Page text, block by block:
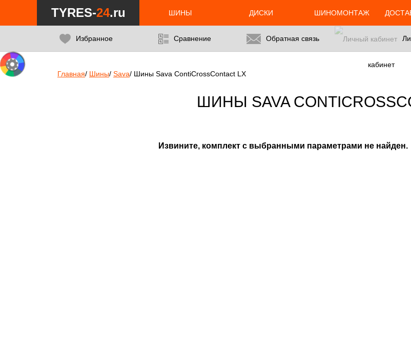
TYRES-24.ru ШИНЫ ДИСКИ ШИНОМОНТАЖ
Избранное Сравнение Обратная связь
кабинет
Главная/ Шины/ Sava/ Шины Sava ContiCrossContact LX
ШИНЫ SAVA
Извините, комплект с выбранными параметрами не найден.